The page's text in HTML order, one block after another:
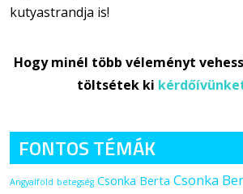
kutyastrandja is!
Hogy minél több véleményt
töltsétek ki
FONTOS TÉMÁK
Angyalföld betegség Csonka Berta Csonka